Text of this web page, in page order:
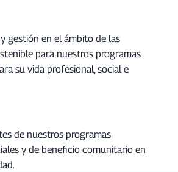
gestión en el ámbito de las
para nuestros programas
su vida profesional, social e
de nuestros programas
y de beneficio comunitario en